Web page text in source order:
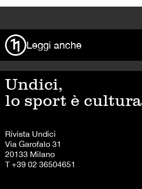
Leggi anche
Undici,
lo sport è cultura
Rivista Undici
Via Garofalo 31
20133 Milano
T +39 02 36504651